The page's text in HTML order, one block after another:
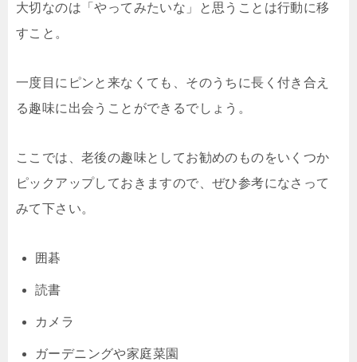
大切なのは「やってみたいな」と思うことは行動に移
すこと。
一度目にピンと来なくても、そのうちに長く付き合え
る趣味に出会うことができるでしょう。
ここでは、老後の趣味としてお勧めのものをいくつか
ピックアップしておきますので、ぜひ参考になさって
みて下さい。
囲碁
読書
カメラ
ガーデニングや家庭菜園